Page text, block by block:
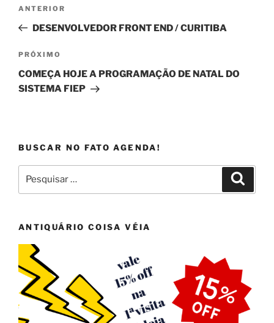
Post
Post
anterior
ANTERIOR
DESENVOLVEDOR FRONT END / CURITIBA
Próximo
post
PRÓXIMO
COMEÇA HOJE A PROGRAMAÇÃO DE NATAL DO
SISTEMA FIEP
BUSCAR NO FATO AGENDA!
por:
ANTIQUÁRIO COISA VÉIA